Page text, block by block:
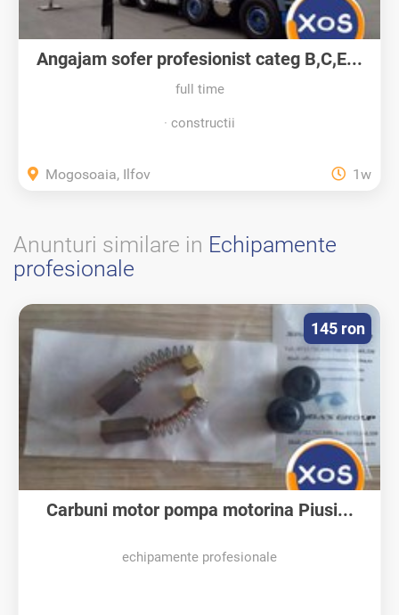
Angajam sofer profesionist categ B,C,E...
full time
constructii
Mogosoaia, Ilfov 1w
Anunturi similare in Echipamente
profesionale
Carbuni motor pompa motorina Piusi...
echipamente profesionale
145 ron